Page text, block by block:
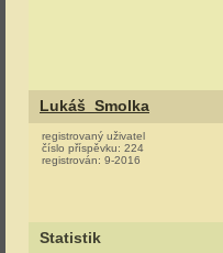
Lukáš_Smolka
registrovaný uživatel
číslo příspěvku: 224
registrován: 9-2016
Statistik